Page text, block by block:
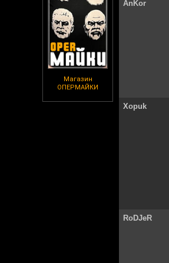
Магазин
ОПЕРМАЙКИ
AnKor
Xopuk
RoDJeR